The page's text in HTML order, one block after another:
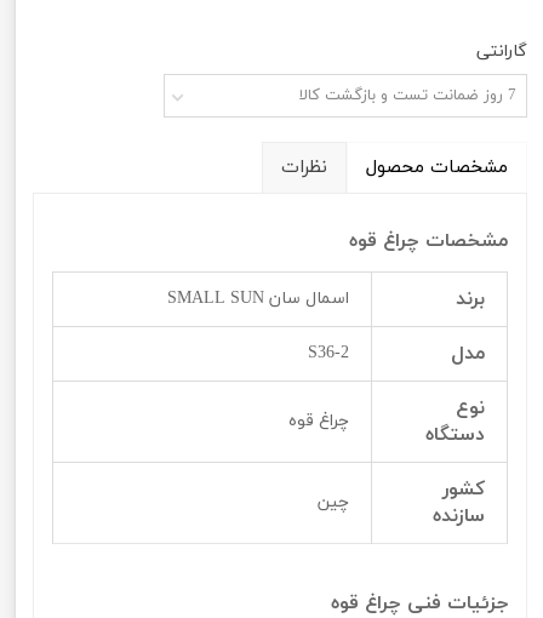
گارانتی
7 روز ضمانت تست و بازگشت کالا
مشخصات محصول نظرات
مشخصات چراغ قوه
برند اسمال سان SMALL SUN
مدل S36-2
نوع
دستگاه
چراغ قوه
کشور
سازنده
چین
جزئیات فنی چراغ قوه